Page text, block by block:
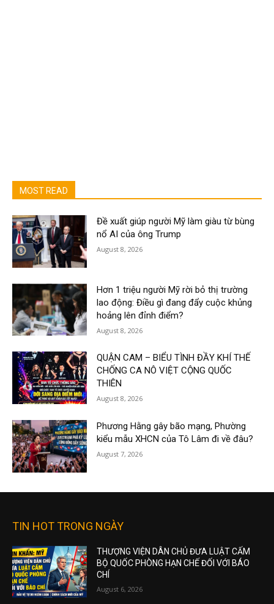
MOST READ
Đề xuất giúp người Mỹ làm giàu từ bùng
nổ AI của ông Trump
August 8, 2026
Hơn 1 triệu người Mỹ rời bỏ thị trường
lao động: Điều gì đang đẩy cuộc khủng
hoảng lên đỉnh điểm?
August 8, 2026
QUẬN CAM – BIỂU TÌNH ĐẦY KHÍ THẾ
CHỐNG CA NÔ VIỆT CỘNG QUỐC
THIÊN
August 8, 2026
Phương Hằng gây bão mạng, Phường
kiểu mẫu XHCN của Tô Lâm đi về đâu?
August 7, 2026
TIN HOT TRONG NGÀY
THƯỢNG VIỆN DÂN CHỦ ĐƯA LUẬT CẤM
BỘ QUỐC PHÒNG HẠN CHẾ ĐỐI VỚI BÁO
CHÍ
August 6, 2026